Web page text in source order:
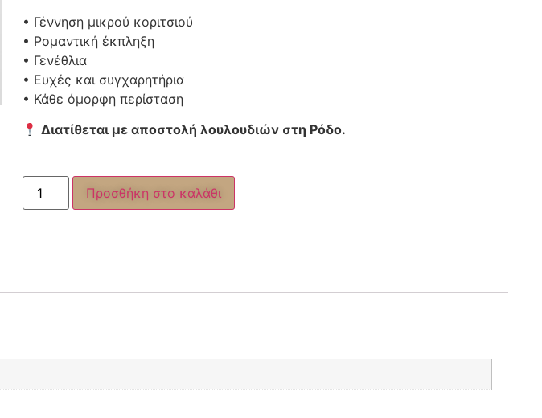
• Γέννηση μικρού κοριτσιού
• Ρομαντική έκπληξη
• Γενέθλια
• Ευχές και συγχαρητήρια
• Κάθε όμορφη περίσταση
Διατίθεται με αποστολή λουλουδιών στη Ρόδο.
Προσθήκη στο καλάθι